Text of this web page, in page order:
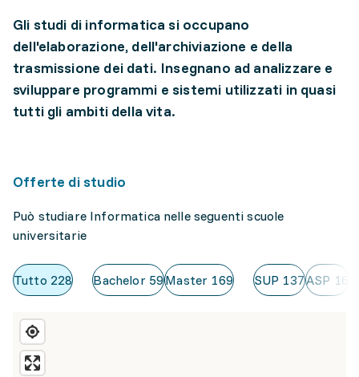
Gli studi di informatica si occupano
dell'elaborazione, dell'archiviazione e della
trasmissione dei dati. Insegnano ad analizzare e
sviluppare programmi e sistemi utilizzati in quasi
tutti gli ambiti della vita.
Offerte di studio
Può studiare Informatica nelle seguenti scuole
universitarie
Tutto 228 Bachelor59Master 169 SUP 137ASP 16